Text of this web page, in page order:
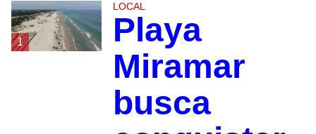
1
LOCAL
Playa
Miramar
busca